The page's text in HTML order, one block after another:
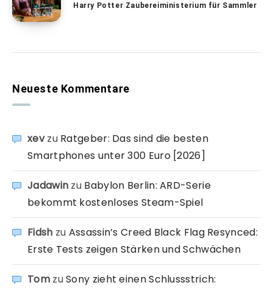
Harry Potter Zaubereiministerium für Sammler
Neueste Kommentare
xevzu Ratgeber: Das sind die besten
Smartphones unter 300 Euro [2026]
Jadawin zu Babylon Berlin: ARD-Serie
bekommt kostenloses Steam-Spiel
Fidsh zu Assassin’s Creed Black Flag Resynced:
Erste Tests zeigen Stärken und Schwächen
TomzuSony zieht einen Schlussstrich: